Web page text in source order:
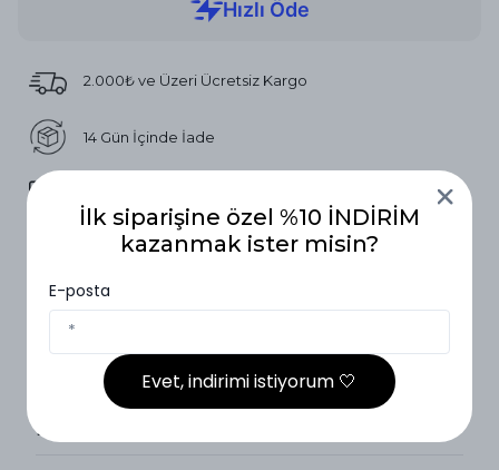
2.000₺ ve Üzeri Ücretsiz Kargo
14 Gün İçinde İade
Beden Ölçüleri
Beden Ölçüleri1 Beden ( 36-42)2 Beden (40-46)
Boy
İlk siparişine özel %10 İNDİRİM
kazanmak ister misin?
E-posta
Evet, indirimi istiyorum 🤍